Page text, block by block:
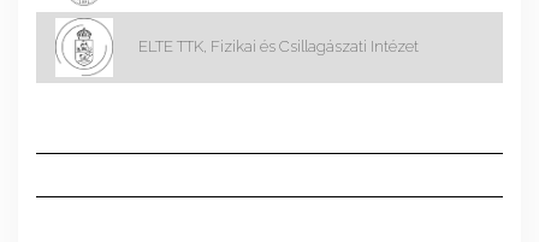
ELTE TTK, Fizikai és Csillagászati Intézet